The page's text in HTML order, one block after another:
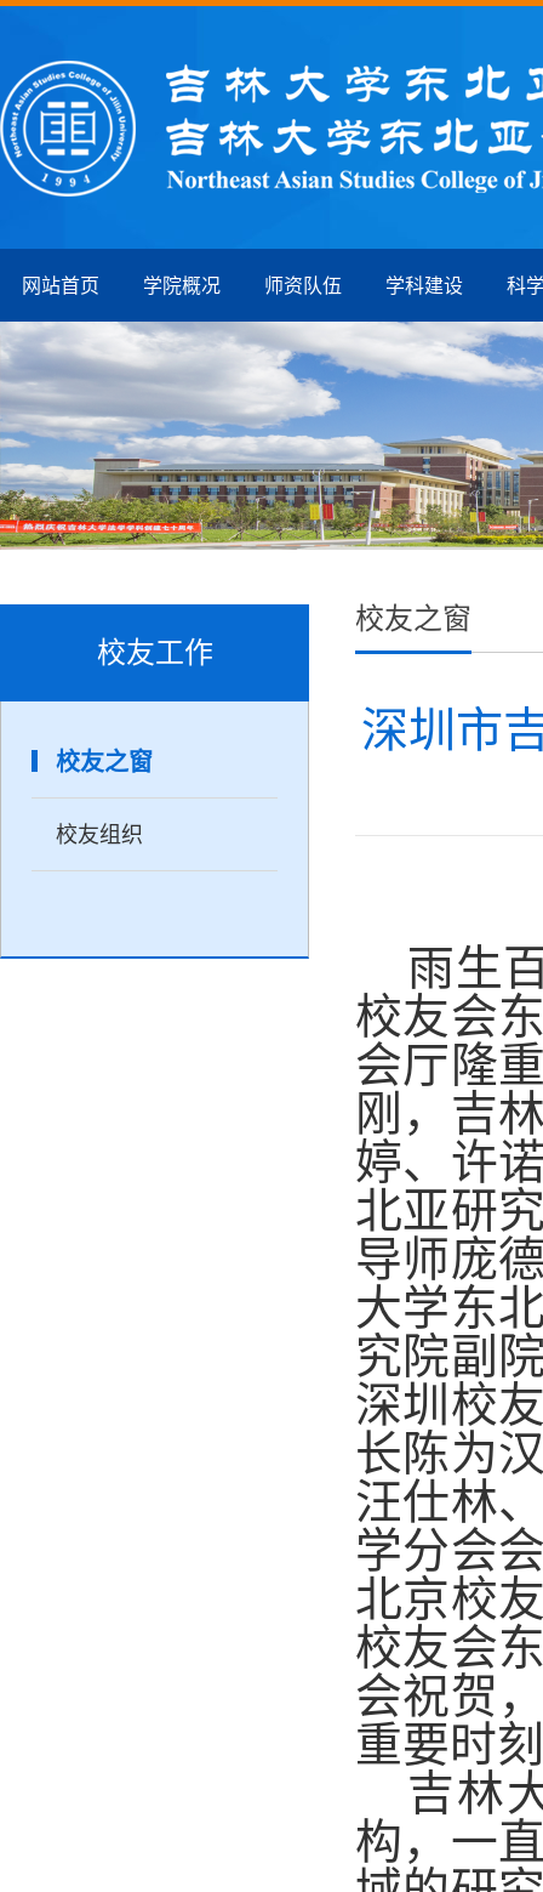
网站首页 学院概况 师资队伍 学科建设 科
校友工作
校友之窗
校友组织
校友之窗
深圳市
雨生
校友会
会厅隆
刚，吉
婷、许
北亚研
导师庞
大学东
究院副
深圳校
长陈为
汪仕林
学分会
北京校
校友会
会祝贺
重要时
吉林
构，一